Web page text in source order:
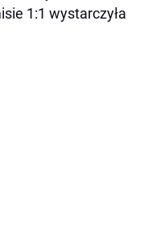
1:1 wystarczyła